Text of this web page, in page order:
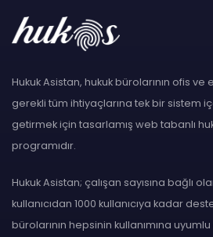
Hukuk Asistan, hukuk bürolarının ofis
gerekli tüm ihtiyaçlarına tek bir sistem
getirmek için tasarlamış web tabanlı
programıdır.
Hukuk Asistan; çalışan sayısına bağlı
kullanıcıdan 1000 kullanıcıya kadar
bürolarının hepsinin kullanımına